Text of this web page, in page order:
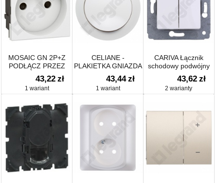
MOSAIC GN 2P+Z
PODŁĄCZ PRZEZ
ZACISKI ŚRUBOWE 4
MM2-2 MODUŁY
BIAŁE DO WSKAŹ
43,22 zł
1 wariant
CELIANE -
PLAKIETKA GNIAZDA
2P+Z IP44 BIAŁA
43,44 zł
1 wariant
CARIVA Łącznik
schodowy podwójny
10AX-250V~
43,62 zł
2 warianty